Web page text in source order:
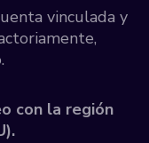
vinculada y
con la región